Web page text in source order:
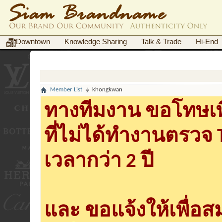
Downtown Knowledge Sharing Talk & Trade Hi-End
Member List khongkwan
ทางทีมงาน ขอโทษ
ที่ไม่ได้ทำงานตรวจ
เวลากว่า 2 ปี
และ ขอแจ้งให้เพื่อ